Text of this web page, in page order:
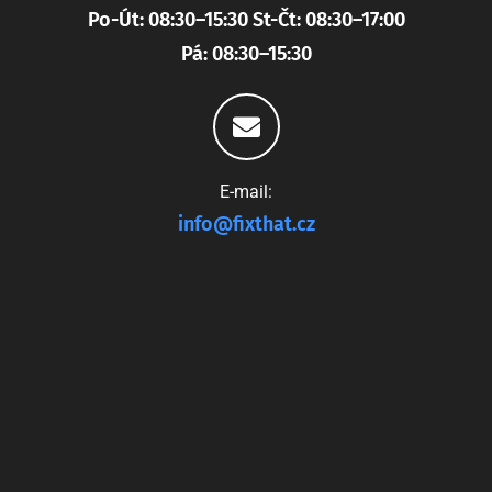
Po-Út: 08:30–15:30 St-Čt: 08:30–17:00
Pá: 08:30–15:30
E-mail:
info@fixthat.cz